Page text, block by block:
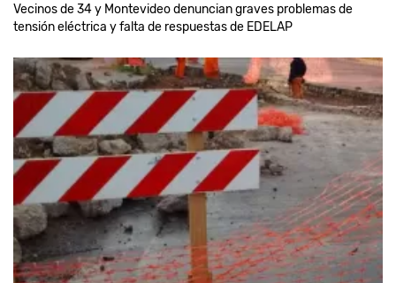
Vecinos de 34 y Montevideo denuncian graves problemas de
tensión eléctrica y falta de respuestas de EDELAP